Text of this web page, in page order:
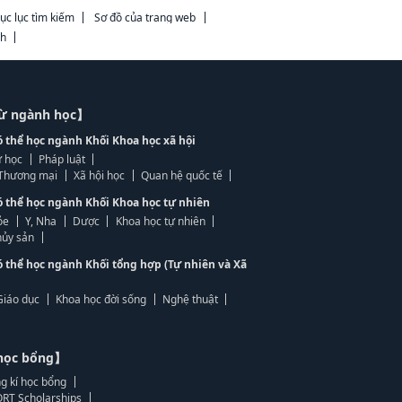
lục tìm kiếm
Sơ đồ của trang web
học】
học ngành Khối Khoa học xã hội
học
Pháp luật
mại
Xã hội học
Quan hệ quốc tế
thể học ngành Khối Khoa học tự nhiên
Y, Nha Dược
Khoa học tự nhiên
sản
thể học ngành Khối tổng hợp (Tự nhiên và Xã
dục Khoa học đời sống Nghệ thuật
bổng】
kí học bổng
Scholarships